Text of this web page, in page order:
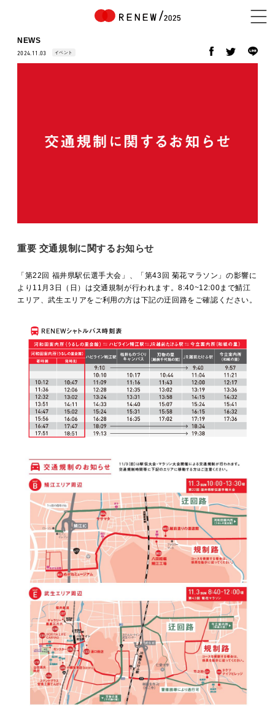
MOVIE
ACCESS / STAY
CONTACT
NEWS
2024.11.03 イベント
重要 交通規制に関するお知らせ
「第22回 福井県駅伝選手大会」、「第43回 菊花マラソン」の影響に
より11月3日（日）は交通規制が行われます。8:40~12:00まで鯖江
エリア、武生エリアをご利用の方は下記の迂回路をご確認ください。